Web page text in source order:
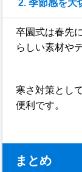
2. 季節感を大
卒園式は春先
らしい素材や
寒さ対策とし
便利です。
まとめ